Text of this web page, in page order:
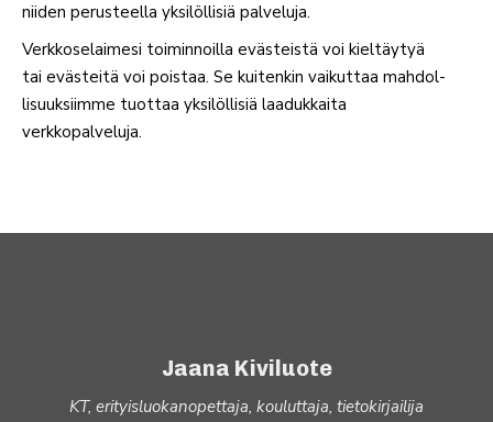
niiden perus­teella yksi­löl­lisiä palveluja.
Verk­ko­se­laimesi toi­min­noilla eväs­teistä voi kiel­täytyä
tai eväs­teitä voi poistaa. Se kui­tenkin vai­kuttaa mah­dol­
li­suuk­siimme tuottaa yksi­löl­lisiä laa­duk­kaita
verkkopalveluja.
Jaana Kiviluote
KT, erityisluokanopettaja, kouluttaja, tietokirjailija